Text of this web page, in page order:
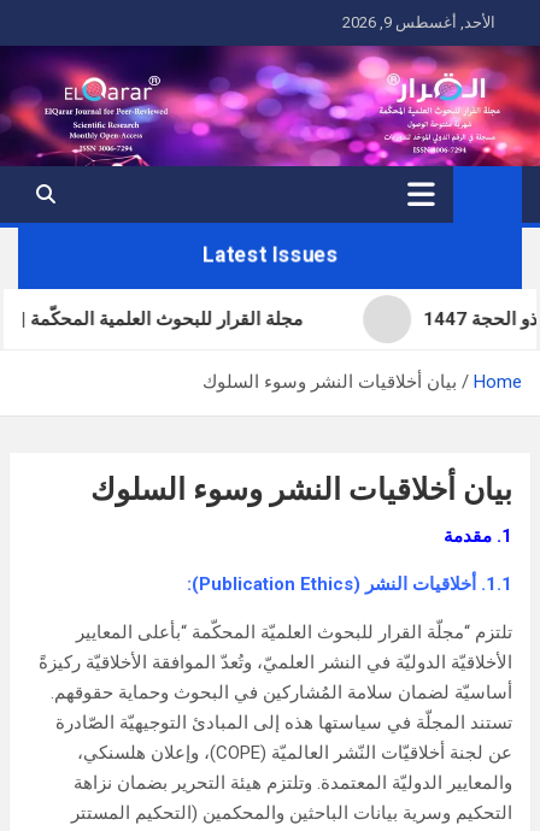
to
content
الأحد, أغسطس 9, 2026
Latest Issues
مجلة القرار للبحوث العلمية المحكّمة |
Home بيان أخلاقيات النشر وسوء السلوك
بيان أخلاقيات النشر وسوء السلوك
1. مقدمة
1.1. أخلاقيات النشر (Publication Ethics):
تلتزم “مجلّة القرار للبحوث العلميّة المحكّمة “بأعلى المعايير
الأخلاقيّة الدوليّة في النشر العلميّ، وتُعدّ الموافقة الأخلاقيّة ركيزةً
أساسيّة لضمان سلامة المُشاركين في البحوث وحماية حقوقهم.
تستند المجلّة في سياستها هذه إلى المبادئ التوجيهيّة الصّادرة
عن لجنة أخلاقيّات النّشر العالميّة (COPE)، وإعلان هلسنكي،
والمعايير الدوليّة المعتمدة. وتلتزم هيئة التحرير بضمان نزاهة
التحكيم وسرية بيانات الباحثين والمحكمين (التحكيم المستتر